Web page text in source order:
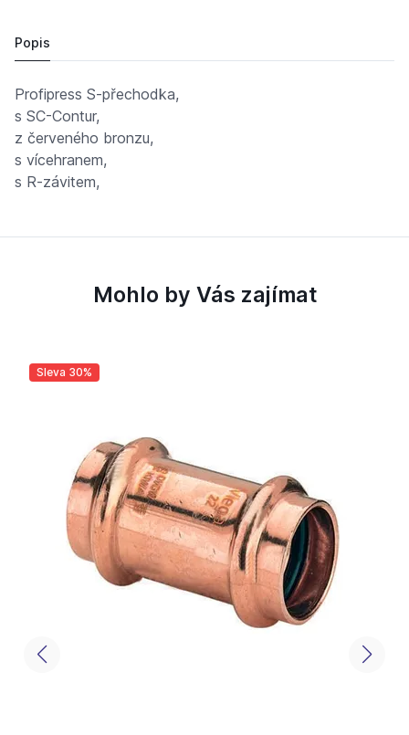
Popis
Profipress S-přechodka,
s SC-Contur,
z červeného bronzu,
s vícehranem,
s R-závitem,
Mohlo by Vás zajímat
Sleva 30%